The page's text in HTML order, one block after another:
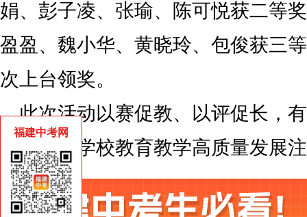
娟、彭子凌、张瑜、陈可悦获二等
盈盈、魏小华、黄晓玲、包俊获三
次上台领奖。
此次活动以赛促教、以评促长，
成长，为学校教育教学高质量发展
福建中考网